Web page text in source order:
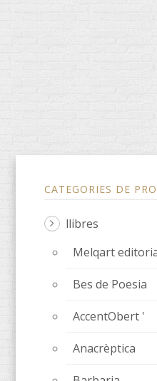
CATEGORIES DE
llibres
Melqart
Bes de Poesia
AccentObert '
Anacrèptica